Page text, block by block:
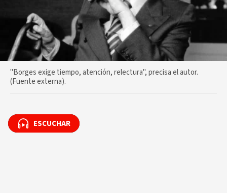
"Borges exige tiempo, atención, relectura", precisa el autor.
(Fuente externa).
ESCUCHAR
ESCUCHAR